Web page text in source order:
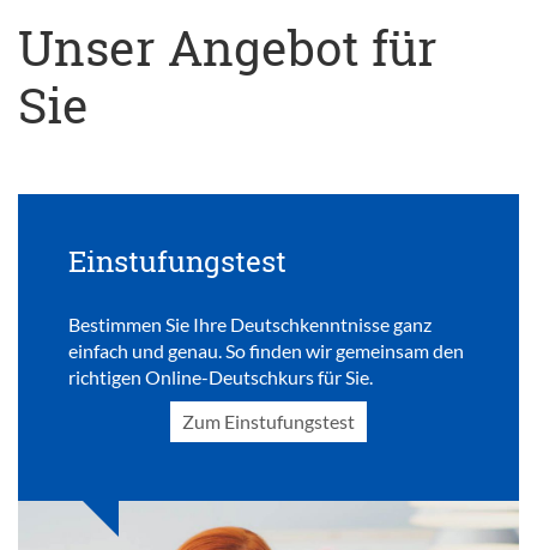
Unser Angebot für
Sie
Einstufungstest
Bestimmen Sie Ihre Deutschkenntnisse ganz
einfach und genau. So finden wir gemeinsam den
richtigen Online-Deutschkurs für Sie.
Zum Einstufungstest